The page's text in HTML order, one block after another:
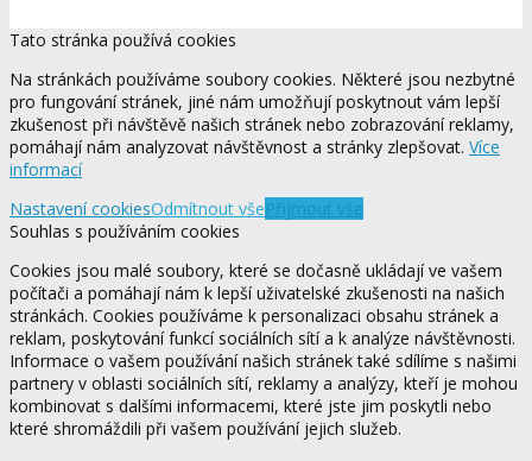
Tato stránka používá cookies
Na stránkách používáme soubory cookies. Některé jsou nezbytné
pro fungování stránek, jiné nám umožňují poskytnout vám lepší
zkušenost při návštěvě našich stránek nebo zobrazování reklamy,
pomáhají nám analyzovat návštěvnost a stránky zlepšovat. Více
informací
Nastavení cookiesOdmítnout všePřijmout vše
Souhlas s používáním cookies
Cookies jsou malé soubory, které se dočasně ukládají ve vašem
počítači a pomáhají nám k lepší uživatelské zkušenosti na našich
stránkách. Cookies používáme k personalizaci obsahu stránek a
reklam, poskytování funkcí sociálních sítí a k analýze návštěvnosti.
Informace o vašem používání našich stránek také sdílíme s našimi
partnery v oblasti sociálních sítí, reklamy a analýzy, kteří je mohou
kombinovat s dalšími informacemi, které jste jim poskytli nebo
které shromáždili při vašem používání jejich služeb.